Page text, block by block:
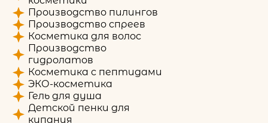
Производство пилингов
Производство спреев
Косметика для волос
Производство
гидролатов
Косметика с пептидами
ЭКО-косметика
Гель для душа
Детской пенки для
купания